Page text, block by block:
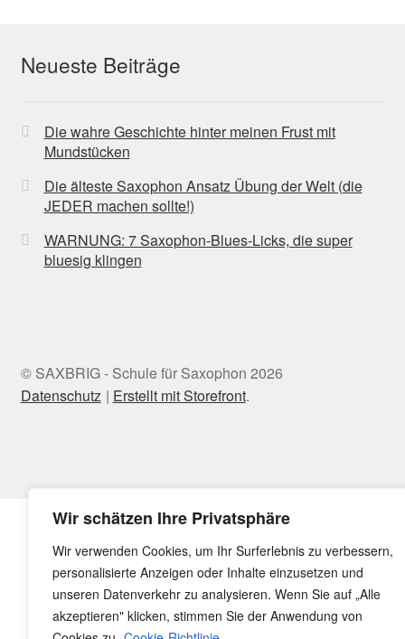
Wir schätzen Ihre Privatsphäre
Wir verwenden Cookies, um Ihr Surferlebnis zu verbessern,
personalisierte Anzeigen oder Inhalte einzusetzen und
unseren Datenverkehr zu analysieren. Wenn Sie auf „Alle
akzeptieren" klicken, stimmen Sie der Anwendung von
Neueste Beiträge
Die wahre Geschichte hinter meinen Frust mit
Mundstücken
Die älteste Saxophon Ansatz Übung der Welt (die
JEDER machen sollte!)
WARNUNG: 7 Saxophon-Blues-Licks, die super
bluesig klingen
© SAXBRIG - Schule für Saxophon 2026
Datenschutz
Erstellt mit Storefront.